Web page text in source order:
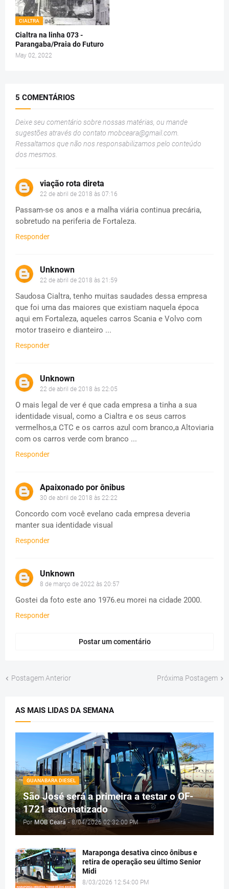
CIALTRA
Cialtra na linha 073 -
Parangaba/Praia do Futuro
May 02, 2022
5 COMENTÁRIOS
Deixe seu comentário sobre nossas matérias, ou mande
sugestões através do contato mobceara@gmail.com.
Ressaltamos que não nos responsabilizamos pelo conteúdo
dos mesmos.
viação rota direta
22 de abril de 2018 às 07:16
Passam-se os anos e a malha viária continua precária,
sobretudo na periferia de Fortaleza.
Responder
Unknown
22 de abril de 2018 às 21:59
Saudosa Cialtra, tenho muitas saudades dessa empresa
que foi uma das maiores que existiam naquela época
aqui em Fortaleza, aqueles carros Scania e Volvo com
motor traseiro e dianteiro ...
Responder
Unknown
22 de abril de 2018 às 22:05
O mais legal de ver é que cada empresa a tinha a sua
identidade visual, como a Cialtra e os seus carros
vermelhos,a CTC e os carros azul com branco,a Altoviaria
com os carros verde com branco ...
Responder
Apaixonado por ônibus
30 de abril de 2018 às 22:22
Concordo com você evelano cada empresa deveria
manter sua identidade visual
Responder
Unknown
8 de março de 2022 às 20:57
Gostei da foto este ano 1976.eu morei na cidade 2000.
Responder
Postar um comentário
Postagem Anterior Próxima Postagem
AS MAIS LIDAS DA SEMANA
GUANABARA DIESEL
São José será a primeira a testar o OF-
1721 automatizado
Por MOB Ceará - 8/04/2026 02:32:00 PM
Maraponga desativa cinco ônibus e
retira de operação seu último Senior
Midi
8/03/2026 12:54:00 PM